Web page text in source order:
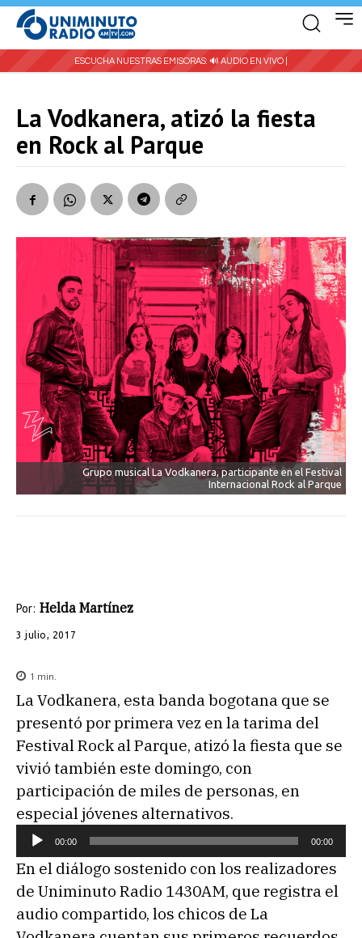
ESCUCHA NUESTRAS EMISORAS: 🔊 AUDIO EN VIVO |
La Vodkanera, atizó la fiesta
en Rock al Parque
Grupo musical La Vodkanera, participante en el Festival
Internacional Rock al Parque
Por: Helda Martínez
3 julio, 2017
1 min.
La Vodkanera, esta banda bogotana que se
presentó por primera vez en la tarima del
Festival Rock al Parque, atizó la fiesta que se
vivió también este domingo, con
participación de miles de personas, en
especial jóvenes alternativos.
e
p
r
o
00:00 00:00
En el diálogo sostenido con los realizadores
de Uniminuto Radio 1430AM, que registra el
audio compartido, los chicos de La